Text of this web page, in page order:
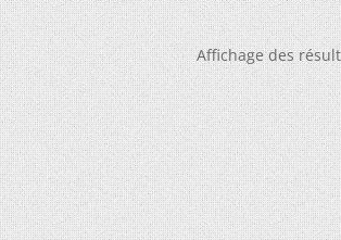
Affichage des